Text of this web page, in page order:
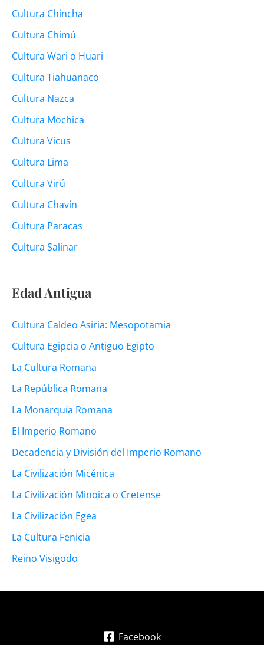
Cultura Chincha
Cultura Chimú
Cultura Wari o Huari
Cultura Tiahuanaco
Cultura Nazca
Cultura Mochica
Cultura Vicus
Cultura Lima
Cultura Virú
Cultura Chavín
Cultura Paracas
Cultura Salinar
Edad Antigua
Cultura Caldeo Asiria: Mesopotamia
Cultura Egipcia o Antiguo Egipto
La Cultura Romana
La República Romana
La Monarquía Romana
El Imperio Romano
Decadencia y División del Imperio Romano
La Civilización Micénica
La Civilización Minoica o Cretense
La Civilización Egea
La Cultura Fenicia
Reino Visigodo
Facebook